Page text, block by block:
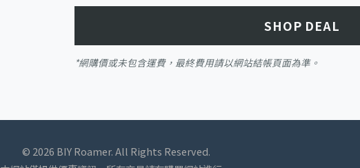
SHOP DEAL
*網購價或未包含運費，最終費用請以網站結帳頁面為準。
© 2026 BIY Roamer. All Rights Reserved.